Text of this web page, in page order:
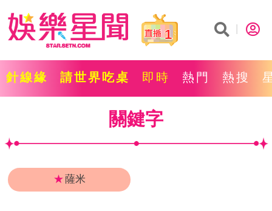
1
針線緣 請世界吃桌 即時 熱門 熱搜
關鍵字
★ 薩米